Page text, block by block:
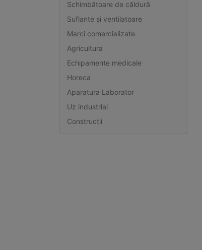
Schimbătoare de căldură
Suflante și ventilatoare
Marci comercializate
Agricultura
Echipamente medicale
Horeca
Aparatura Laborator
Uz industrial
Constructii